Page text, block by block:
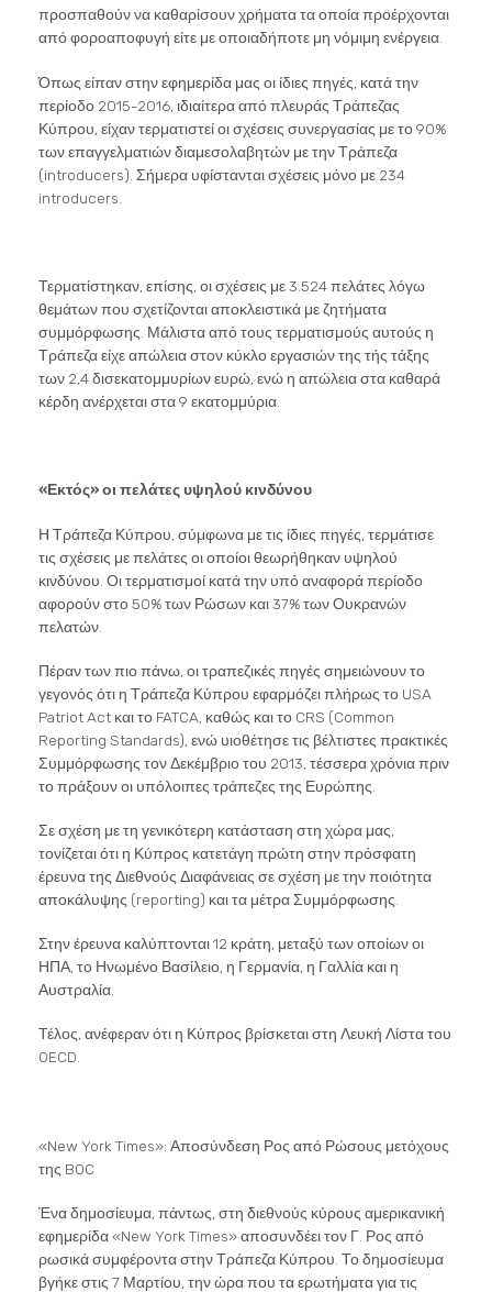
προσπαθούν να καθαρίσουν χρήματα τα οποία προέρχονται
από φοροαποφυγή είτε με οποιαδήποτε μη νόμιμη ενέργεια.
Όπως είπαν στην εφημερίδα μας οι ίδιες πηγές, κατά την
περίοδο 2015-2016, ιδιαίτερα από πλευράς Τράπεζας
Κύπρου, είχαν τερματιστεί οι σχέσεις συνεργασίας με το 90%
των επαγγελματιών διαμεσολαβητών με την Τράπεζα
(introducers). Σήμερα υφίστανται σχέσεις μόνο με 234
introducers.
Τερματίστηκαν, επίσης, οι σχέσεις με 3.524 πελάτες λόγω
θεμάτων που σχετίζονται αποκλειστικά με ζητήματα
συμμόρφωσης. Μάλιστα από τους τερματισμούς αυτούς η
Τράπεζα είχε απώλεια στον κύκλο εργασιών της τής τάξης
των 2,4 δισεκατομμυρίων ευρώ, ενώ η απώλεια στα καθαρά
κέρδη ανέρχεται στα 9 εκατομμύρια.
«Εκτός» οι πελάτες υψηλού κινδύνου
Η Τράπεζα Κύπρου, σύμφωνα με τις ίδιες πηγές, τερμάτισε
τις σχέσεις με πελάτες οι οποίοι θεωρήθηκαν υψηλού
κινδύνου. Οι τερματισμοί κατά την υπό αναφορά περίοδο
αφορούν στο 50% των Ρώσων και 37% των Ουκρανών
πελατών.
Πέραν των πιο πάνω, οι τραπεζικές πηγές σημειώνουν το
γεγονός ότι η Τράπεζα Κύπρου εφαρμόζει πλήρως το USA
Patriot Act και το FATCA, καθώς και το CRS (Common
Reporting Standards), ενώ υιοθέτησε τις βέλτιστες πρακτικές
Συμμόρφωσης τον Δεκέμβριο του 2013, τέσσερα χρόνια πριν
το πράξουν οι υπόλοιπες τράπεζες της Ευρώπης.
Σε σχέση με τη γενικότερη κατάσταση στη χώρα μας,
τονίζεται ότι η Κύπρος κατετάγη πρώτη στην πρόσφατη
έρευνα της Διεθνούς Διαφάνειας σε σχέση με την ποιότητα
αποκάλυψης (reporting) και τα μέτρα Συμμόρφωσης.
Στην έρευνα καλύπτονται 12 κράτη, μεταξύ των οποίων οι
ΗΠΑ, το Ηνωμένο Βασίλειο, η Γερμανία, η Γαλλία και η
Αυστραλία.
Τέλος, ανέφεραν ότι η Κύπρος βρίσκεται στη Λευκή Λίστα του
OECD.
«New York Times»: Αποσύνδεση Ρος από Ρώσους μετόχους
της BOC
Ένα δημοσίευμα, πάντως, στη διεθνούς κύρους αμερικανική
εφημερίδα «New York Times» αποσυνδέει τον Γ. Ρος από
ρωσικά συμφέροντα στην Τράπεζα Κύπρου. Το δημοσίευμα
βγήκε στις 7 Μαρτίου, την ώρα που τα ερωτήματα για τις